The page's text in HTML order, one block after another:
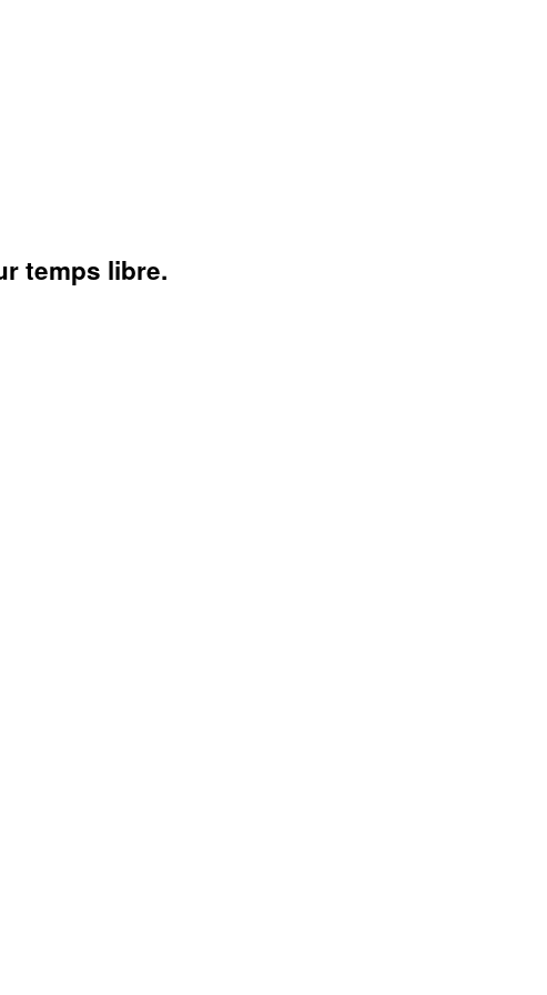
temps libre.